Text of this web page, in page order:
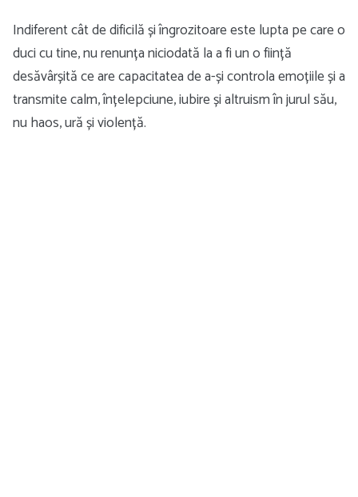
Indiferent cât de dificilă și îngrozitoare este lupta pe care o
duci cu tine, nu renunța niciodată la a fi un o ființă
desăvârșită ce are capacitatea de a-și controla emoțiile și a
transmite calm, înțelepciune, iubire și altruism în jurul său,
nu haos, ură și violență.